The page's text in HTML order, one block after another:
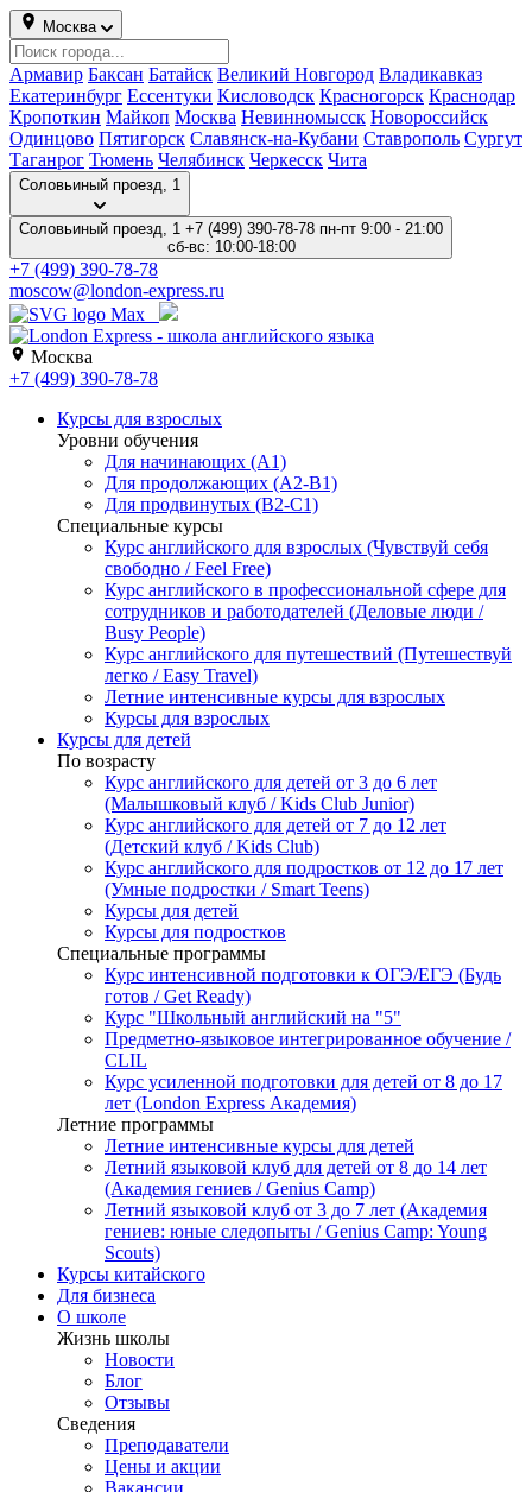
Москва
Армавир Баксан Батайск Великий Новгород Владикавказ
Екатеринбург Ессентуки Кисловодск Красногорск Краснодар
Кропоткин Майкоп Москва Невинномысск Новороссийск
Одинцово Пятигорск Славянск-на-Кубани Ставрополь Сургут
Таганрог Тюмень Челябинск Черкесск Чита
Соловьиный проезд, 1
Соловьиный проезд, 1 +7 (499) 390-78-78 пн-пт 9:00 - 21:00
сб-вс: 10:00-18:00
+7 (499) 390-78-78
moscow@london-express.ru
Москва
+7 (499) 390-78-78
Курсы для взрослых
Уровни обучения
Для начинающих (A1)
Для продолжающих (A2-B1)
Для продвинутых (B2-C1)
Специальные курсы
Курс английского для взрослых (Чувствуй себя
свободно / Feel Free)
Курс английского в профессиональной сфере для
сотрудников и работодателей (Деловые люди /
Busy People)
Курс английского для путешествий (Путешествуй
легко / Easy Travel)
Летние интенсивные курсы для взрослых
Курсы для взрослых
Курсы для детей
По возрасту
Курс английского для детей от 3 до 6 лет
(Малышковый клуб / Kids Club Junior)
Курс английского для детей от 7 до 12 лет
(Детский клуб / Kids Club)
Курс английского для подростков от 12 до 17 лет
(Умные подростки / Smart Teens)
Курсы для детей
Курсы для подростков
Специальные программы
Курс интенсивной подготовки к ОГЭ/ЕГЭ (Будь
готов / Get Ready)
Курс "Школьный английский на "5"
Предметно-языковое интегрированное обучение /
CLIL
Курс усиленной подготовки для детей от 8 до 17
лет (London Express Академия)
Летние программы
Летние интенсивные курсы для детей
Летний языковой клуб для детей от 8 до 14 лет
(Академия гениев / Genius Camp)
Летний языковой клуб от 3 до 7 лет (Академия
гениев: юные следопыты / Genius Camp: Young
Scouts)
Курсы китайского
Для бизнеса
О школе
Жизнь школы
Новости
Блог
Отзывы
Сведения
Преподаватели
Цены и акции
Вакансии